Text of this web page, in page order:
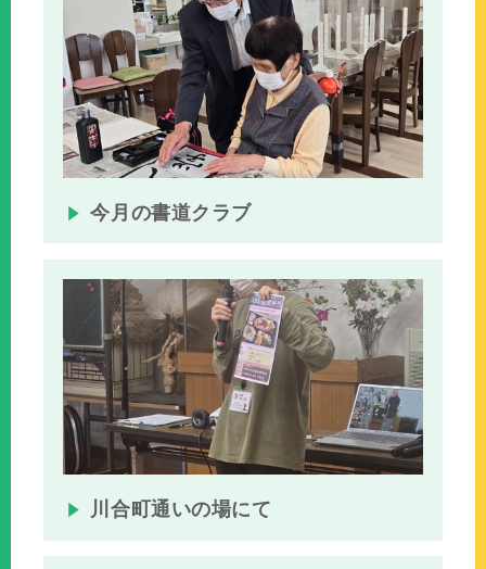
今月の書道クラブ
川合町通いの場にて